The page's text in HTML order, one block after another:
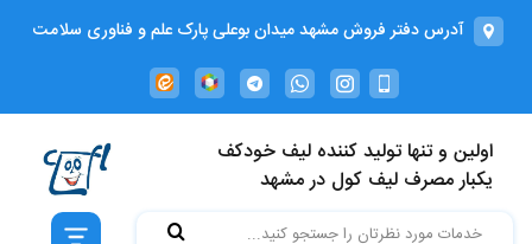
آدرس دفتر فروش مشهد میدان بوعلی پارک علم و فناوری سلامت
9196773113
اولین و تنها تولید کننده لیف خودکف
یکبار مصرف لیف کول در مشهد
خدمات
ما